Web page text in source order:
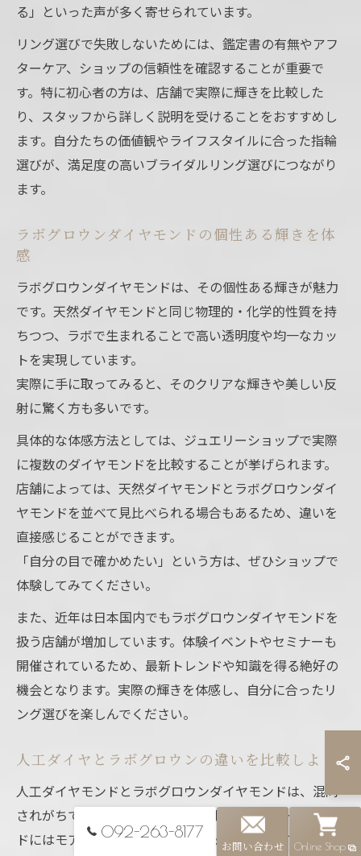
る」といった声が多く寄せられています。
リング選びで失敗しないためには、鑑定書の有無やアフ
ターケア、ショップの信頼性を確認することが重要で
す。特に初心者の方は、店舗で実際に輝きを比較した
り、スタッフから詳しく説明を受けることをおすすめし
ます。自分たちの価値観やライフスタイルに合った指輪
選びが、満足度の高いブライダルリング選びにつながり
ます。
ラボグロウンダイヤモンドの個性ある輝きを体
感
ラボグロウンダイヤモンドは、その個性ある輝きが魅力
です。天然ダイヤモンドと同じ物理的・化学的性質を持
ちつつ、ラボで生まれることで高い透明度や均一なカッ
トを実現しています。
実際に手に取ってみると、そのクリアな輝きや美しい反
射に驚く方も多いです。
具体的な体感方法としては、ジュエリーショップで実際
に複数のダイヤモンドを比較することが挙げられます。
店舗によっては、天然ダイヤモンドとラボグロウンダイ
ヤモンドを並べて見比べられる場合もあるため、違いを
直接感じることができます。
「自分の目で確かめたい」という方は、ぜひショップで
体験してみてください。
また、近年は日本国内でもラボグロウンダイヤモンドを
扱う店舗が増加しています。体験イベントやセミナーも
開催されているため、最新トレンドや知識を得る絶好の
機会となります。実際の輝きを体感し、自分に合ったリ
ング選びを楽しんでください。
人工ダイヤとラボグロウンの違いを比較しよう
人工ダイヤモンドとラボグロウンダイヤモンドは、混同
されがちですが明確な違いがあります。人工ダイヤモン
ドにはモアッサナイトやキュービックジルコニアなど、
092-263-8177
お問い合わせ Online Shop